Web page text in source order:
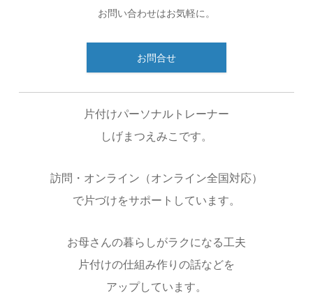
お問い合わせはお気軽に。
お問合せ
片付けパーソナルトレーナー
しげまつえみこです。
訪問・オンライン（オンライン全国対応）
で片づけをサポートしています。
お母さんの暮らしがラクになる工夫
片付けの仕組み作りの話などを
アップしています。